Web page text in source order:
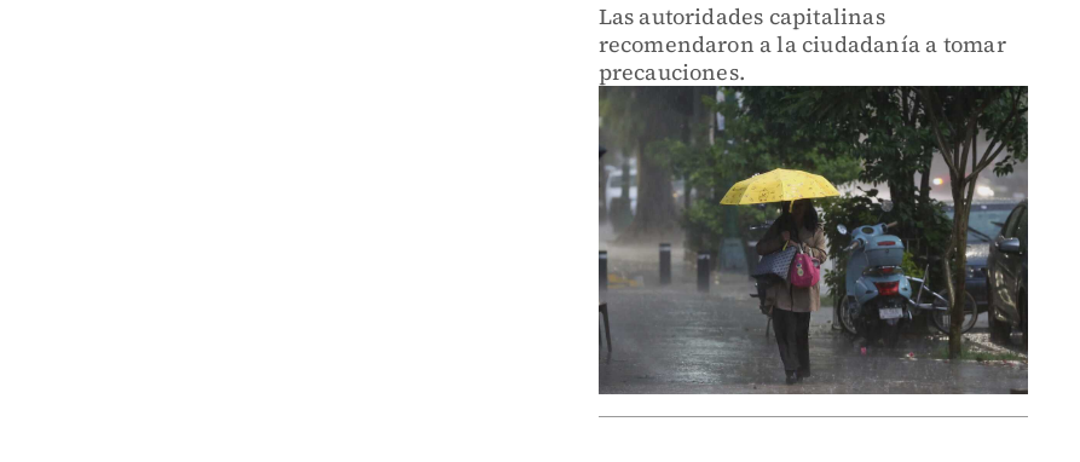
Las autoridades capitalinas
recomendaron a la ciudadanía a tomar
precauciones.